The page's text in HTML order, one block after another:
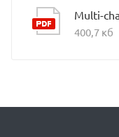
Multi-
400,7 кб